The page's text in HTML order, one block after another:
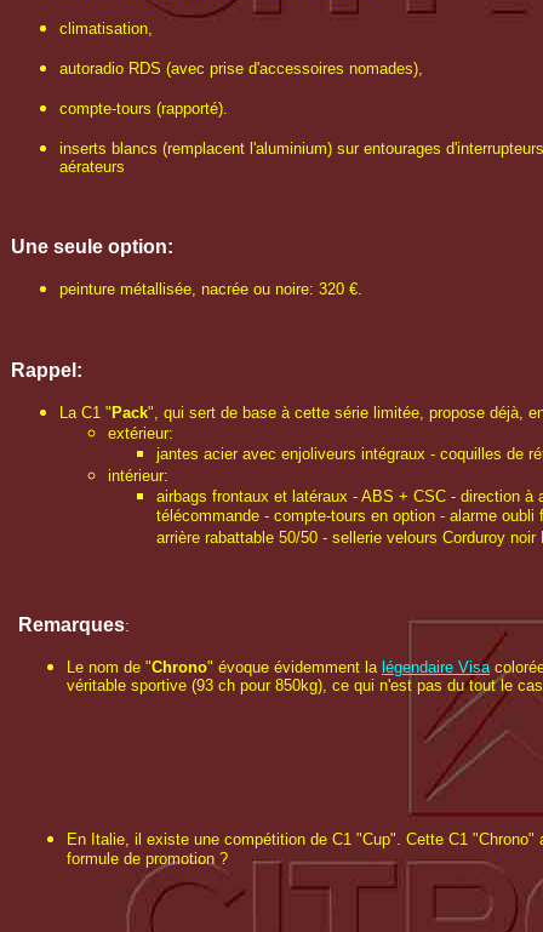
climatisation,
autoradio RDS (avec prise d'accessoires nomades),
compte-tours (rapporté).
inserts blancs (remplacent l'aluminium) sur entourages
aérateurs
Une seule option:
peinture métallisée, nacrée ou noire: 320 €.
Rappel:
La C1 " Pack", qui sert de base à cette série limitée, propose déjà,
extérieur:
jantes acier avec enjoliveurs intégraux - coquilles de
intérieur:
airbags frontaux et latéraux - ABS + CSC - direction
télécommande - compte-tours en option - alarme
arrière rabattable 50/50 - sellerie velours Corduroy
Remarques:
Le nom de "Chrono" évoque évidemment la légendaire Visa
véritable sportive (93 ch pour 850kg), ce qui n'est pas du tout le
En Italie, il existe une compétition de C1 "Cup". Cette C1
formule de promotion ?